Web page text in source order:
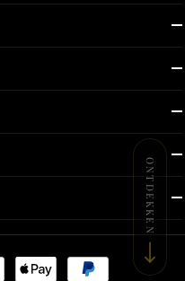
ONTDEKKEN